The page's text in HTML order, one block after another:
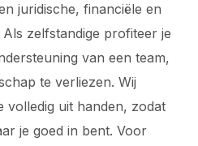
juridische, financiële en
zelfstandige profiteer je
van een team,
te verliezen. Wij
volledig uit handen, zodat
je goed in bent. Voor